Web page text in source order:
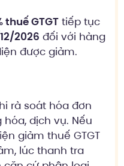
thuế GTGT tiếp tục
2026 đối với hàng
được giảm.
rà soát hóa đơn
dịch vụ. Nếu
giảm thuế GTGT
lúc thanh tra